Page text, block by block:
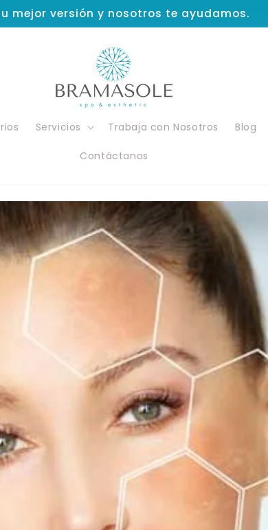
mejor versión y nosotros te ayudamos.
Servicios Trabaja con Nosotros Blog
Contáctanos